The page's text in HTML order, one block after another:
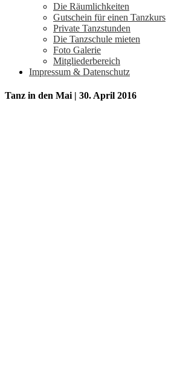
Die Räumlichkeiten
Gutschein für einen Tanzkurs
Private Tanzstunden
Die Tanzschule mieten
Foto Galerie
Mitgliederbereich
Impressum & Datenschutz
Tanz in den Mai | 30. April 2016